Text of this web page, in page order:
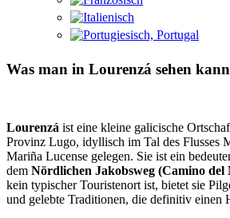
Was man in Lourenzá sehen kann
Lourenzá ist eine kleine galicische
Provinz Lugo, idyllisch im Tal des Flusses
Mariña Lucense gelegen. Sie ist ein
dem Nördlichen Jakobsweg (Camino del
kein typischer Touristenort ist, bietet sie
und gelebte Traditionen, die definitiv einen